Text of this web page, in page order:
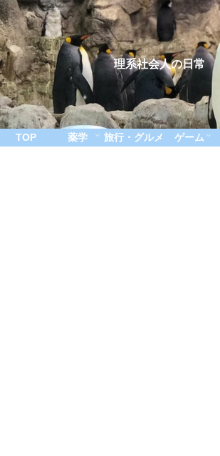
理系社会人の日常
TOP 薬学 旅行・グルメ ゲーム